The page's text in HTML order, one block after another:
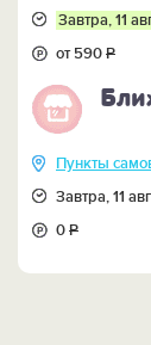
Завтра, 11
от 590Р
Пункты
Завтра, 11
0Р